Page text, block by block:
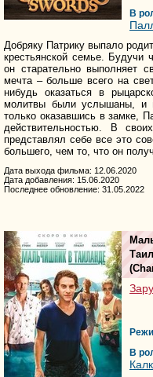
В
Добряку Патрику выпало
крестьянской семье.
он старательно выполняет
мечта – больше всего на
нибудь оказаться в
молитвы были услышаны, и
только оказавшись в замке,
действительностью. В
представлял себе все это
большего, чем то, что он
Дата выхода фильма: 12.06.2020
Дата добавления: 15.06.2020
Последнее обновление: 31.05.2022
(
В